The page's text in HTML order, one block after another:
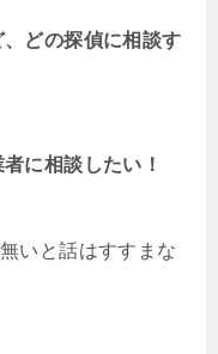
どの探偵に相談す
に相談したい！
いと話はすすまな